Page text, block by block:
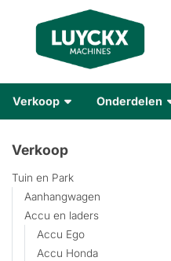
Verkoop Onderdelen
Verkoop
Tuin en Park
Aanhangwagen
Accu en laders
Accu Ego
Accu Honda